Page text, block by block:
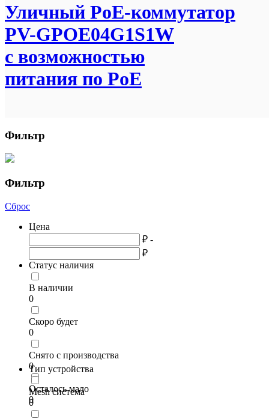
Уличный PoE-коммутатор
PV-GPOE04G1S1W
с возможностью
питания по PoE
Фильтр
Фильтр
Сброс
Цена
₽ -
₽
Статус наличия
В наличии
0
Скоро будет
0
Снято с производства
0
Осталось мало
0
Тип устройства
Mesh система
0